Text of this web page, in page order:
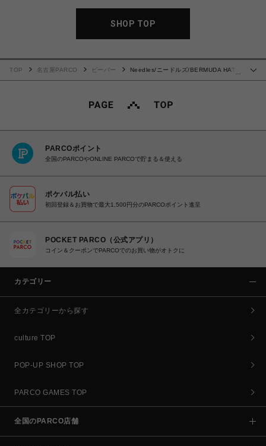
SHOP TOP
…
TOP 名古屋PARCO ビーバー
Needles/ニードルズ/BERMUDA HAT -
PARCOポイント
全国のPARCOやONLINE PARCOで貯まる＆使える
ポケパル払い
初回登録＆お買物で最大1,500円分のPARCOポイント進呈
POCKET PARCO（公式アプリ）
コイン＆クーポンでPARCOでのお買い物がオトクに
カテゴリー
全カテゴリーから探す
culture TOP
POP-UP SHOP TOP
PARCO GAMES TOP
全国のPARCO店舗